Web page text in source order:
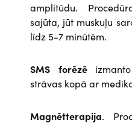
amplitūdu.
sajūta, jūt muskuļu
līdz 5-7 minūtēm.
SMS forēzē
strāvas kopā ar
Magnētterapija.